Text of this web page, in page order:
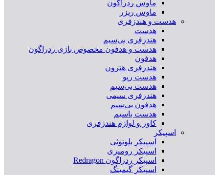
ماوس ردراگون
ماوس ریزر
هدست و هندزفری
هدست
هندزفری بی‌سیم
هدست و هدفون مخصوص بازی ردراگون
هدفون
هندزفری هترون
هدست رپو
هدست بی‌سیم
هندزفری سیمی
هدفون بی‌سیم
هدست باسیم
کاور و لوازم هندزفری
اسپیکر
اسپیکر بلوتوثی
اسپیکر رومیزی
اسپیکر ردراگون Redragon
اسپیکر گیمینگ